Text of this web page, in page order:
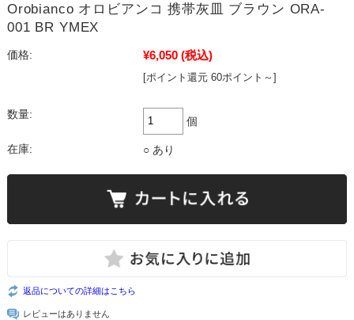
Orobianco オロビアンコ 携帯灰皿 ブラウン ORA-
001 BR YMEX
価格: ¥6,050 (税込)
[ポイント還元 60ポイント～]
数量:
個
在庫: ○ あり
返品についての詳細はこちら
レビューはありません